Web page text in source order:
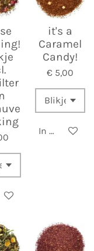
it's a
Caramel
Candy!
€ 5,00
In